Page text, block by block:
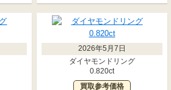
2026年5月7日
ダイヤモンドリング
0.820ct
買取参考価格